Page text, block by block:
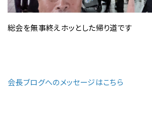
総会を無事終えホッとした帰り道です
会長ブログへのメッセージはこちら